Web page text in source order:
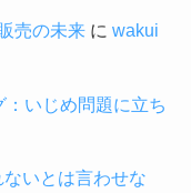
売の未来に wakui
いじめ問題に立ち
ないとは言わせな